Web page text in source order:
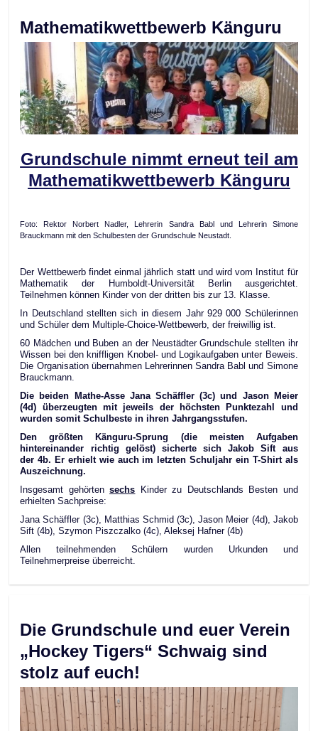
Mathematikwettbewerb Känguru
Grundschule nimmt erneut teil am
Mathematikwettbewerb Känguru
Foto: Rektor Norbert Nadler, Lehrerin Sandra Babl und Lehrerin Simone
Brauckmann mit den Schulbesten der Grundschule Neustadt.
Der Wettbewerb findet einmal jährlich statt und wird vom Institut für
Mathematik der Humboldt-Universität Berlin ausgerichtet.
Teilnehmen können Kinder von der dritten bis zur 13. Klasse.
In Deutschland stellten sich in diesem Jahr 929 000 Schülerinnen
und Schüler dem Multiple-Choice-Wettbewerb, der freiwillig ist.
60 Mädchen und Buben an der Neustädter Grundschule stellten ihr
Wissen bei den kniffligen Knobel- und Logikaufgaben unter Beweis.
Die Organisation übernahmen Lehrerinnen Sandra Babl und Simone
Brauckmann.
Die beiden Mathe-Asse Jana Schäffler (3c) und Jason Meier
(4d) überzeugten mit jeweils der höchsten Punktezahl und
wurden somit Schulbeste in ihren Jahrgangsstufen.
Den größten Känguru-Sprung (die meisten Aufgaben
hintereinander richtig gelöst) sicherte sich Jakob Sift aus
der 4b. Er erhielt wie auch im letzten Schuljahr ein T-Shirt als
Auszeichnung.
Insgesamt gehörten sechs
Kinder zu Deutschlands Besten und
erhielten Sachpreise:
Jana Schäffler (3c), Matthias Schmid (3c), Jason Meier (4d), Jakob
Sift (4b), Szymon Piszczalko (4c), Aleksej Hafner (4b)
Allen teilnehmenden Schülern wurden Urkunden und
Teilnehmerpreise überreicht.
Die Grundschule und euer Verein
„Hockey Tigers“ Schwaig sind
stolz auf euch!